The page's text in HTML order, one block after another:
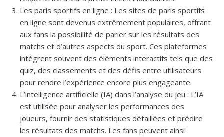
Les paris sportifs en ligne : Les sites de paris sportifs
en ligne sont devenus extrêmement populaires, offrant
aux fans la possibilité de parier sur les résultats des
matchs et d’autres aspects du sport. Ces plateformes
intègrent souvent des éléments interactifs tels que des
quiz, des classements et des défis entre utilisateurs
pour rendre l’expérience encore plus engageante.
L’intelligence artificielle (IA) dans l’analyse du jeu : L’IA
est utilisée pour analyser les performances des
joueurs, fournir des statistiques détaillées et prédire
les résultats des matchs. Les fans peuvent ainsi